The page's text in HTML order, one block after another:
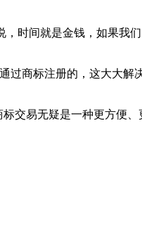
时间就是金钱，如果我
过商标注册的，这大大
交易无疑是一种更方便、